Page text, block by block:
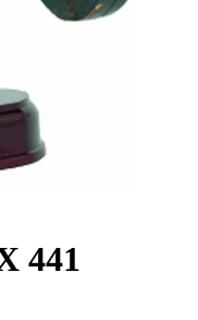
441